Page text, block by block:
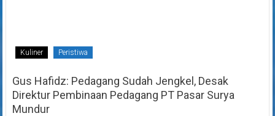
Kuliner Peristiwa
Gus Hafidz: Pedagang Sudah Jengkel, Desak
Direktur Pembinaan Pedagang PT Pasar Surya
Mundur